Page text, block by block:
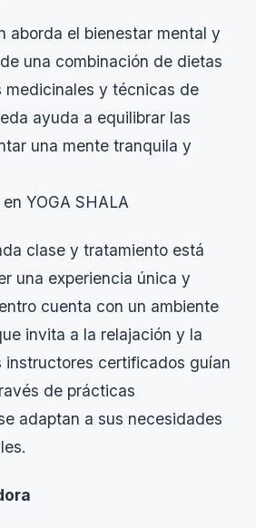
aborda el bienestar mental y
una combinación de dietas
medicinales y técnicas de
ayuda a equilibrar las
una mente tranquila y
YOGA SHALA
clase y tratamiento está
una experiencia única y
cuenta con un ambiente
invita a la relajación y la
instructores certificados guían
de prácticas
adaptan a sus necesidades